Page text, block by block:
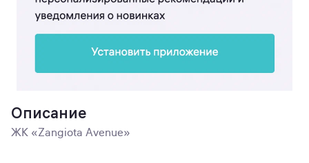
Описание
ЖК «Zangiota Avenue»